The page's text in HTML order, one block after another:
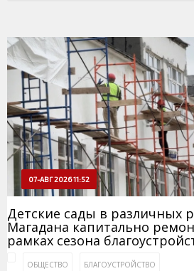
07-АВГ 2026 11:52
Детские сады в различных
Магадана капитально
рамках сезона
ОБЩЕСТВО БЛАГОУСТРОЙСТВО